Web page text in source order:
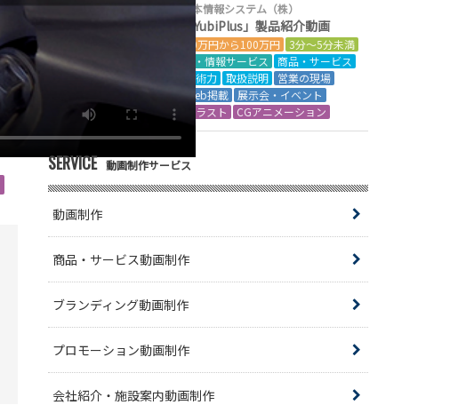
日本情報システム（株）
「YubiPlus」製品紹介動画
50万円から100万円
3分～5分未満
IT・情報サービス
商品・サービス
技術力 取扱説明
営業の現場
Web掲載
展示会・イベント
イラスト
CGアニメーション
SERVICE 動画制作サービス
動画制作
商品・サービス動画制作
ブランディング動画制作
プロモーション動画制作
会社紹介・施設案内動画制作